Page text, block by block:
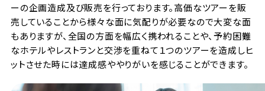
ーの企画造成及び販売を行っております。高価なツアーを販
売していることから様々な面に気配りが必要なので大変な面
もありますが、全国の方面を幅広く携われることや、予約困難
なホテルやレストランと交渉を重ねて１つのツアーを造成しヒ
ットさせた時には達成感ややりがいを感じることができます。